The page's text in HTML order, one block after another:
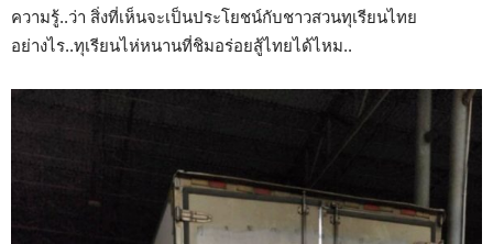
ความรู้..ว่า สิ่งที่เห็นจะเป็นประโยชน์กับชาวสวนทุเรียนไทย
อย่างไร..ทุเรียนไห่หนานที่ชิมอร่อยสู้ไทยได้ไหม..